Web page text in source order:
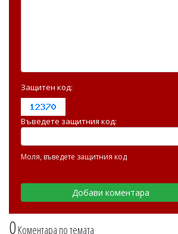
0Коментара по темата
Защитен код:
Въведете защитния код:
Моля, въведете защитния код